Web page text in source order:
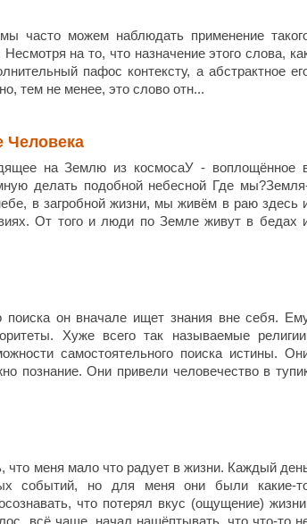
часто можем наблюдать применение
на то, что назначение этого слова,
пафос контексту, а абстрактное
тем не менее, это слово отн...
Человека
на Землю из космосаУ - воплощённое
делать подобной небесной Где
в загробной жизни, мы живём в раю здесь
От того и люди по Земле живут в бедах
поиска он вначале ищет знания вне себя.
Хуже всего так называемые
самостоятельного поиска истины.
познание. Они привели человечество в
что меня мало что радует в жизни. Каждый
событий, но для меня они были какие-
что потерял вкус (ощущение)
всё чаще, начал нашёптывать, что что-то